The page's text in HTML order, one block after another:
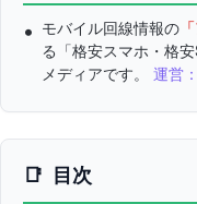
モバイル回線情報の
る「格安スマホ・格
メディアです。 運営
目次